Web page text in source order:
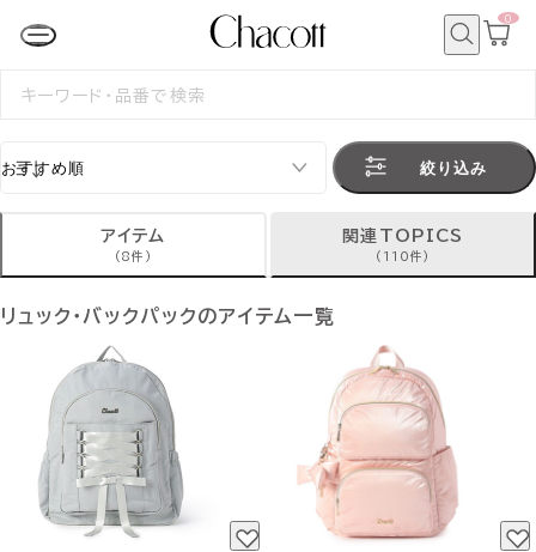
カ
0
検
絞り込み
アイテム
(8件)
関連TOPICS
(110件)
リュック・バックパックのアイテム一覧